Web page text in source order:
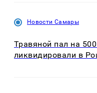
Новости Самары
Травяной пал на
ликвидировали в